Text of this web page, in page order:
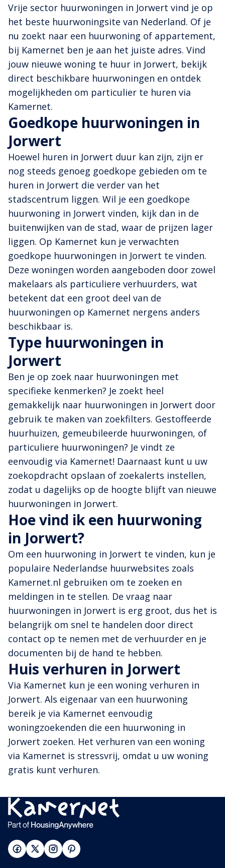
Vrije sector huurwoningen in Jorwert vind je op
het beste huurwoningsite van Nederland. Of je
nu zoekt naar een huurwoning of appartement,
bij Kamernet ben je aan het juiste adres. Vind
jouw nieuwe woning te huur in Jorwert, bekijk
direct beschikbare huurwoningen en ontdek
mogelijkheden om particulier te huren via
Kamernet.
Goedkope huurwoningen in
Jorwert
Hoewel huren in Jorwert duur kan zijn, zijn er
nog steeds genoeg goedkope gebieden om te
huren in Jorwert die verder van het
stadscentrum liggen. Wil je een goedkope
huurwoning in Jorwert vinden, kijk dan in de
buitenwijken van de stad, waar de prijzen lager
liggen. Op Kamernet kun je verwachten
goedkope huurwoningen in Jorwert te vinden.
Deze woningen worden aangeboden door zowel
makelaars als particuliere verhuurders, wat
betekent dat een groot deel van de
huurwoningen op Kamernet nergens anders
beschikbaar is.
Type huurwoningen in
Jorwert
Ben je op zoek naar huurwoningen met
specifieke kenmerken? Je zoekt heel
gemakkelijk naar huurwoningen in Jorwert door
gebruik te maken van zoekfilters. Gestoffeerde
huurhuizen, gemeubileerde huurwoningen, of
particuliere huurwoningen? Je vindt ze
eenvoudig via Kamernet! Daarnaast kunt u uw
zoekopdracht opslaan of zoekalerts instellen,
zodat u dagelijks op de hoogte blijft van nieuwe
huurwoningen in Jorwert.
Hoe vind ik een huurwoning
in Jorwert?
Om een huurwoning in Jorwert te vinden, kun je
populaire Nederlandse huurwebsites zoals
Kamernet.nl gebruiken om te zoeken en
meldingen in te stellen. De vraag naar
huurwoningen in Jorwert is erg groot, dus het is
belangrijk om snel te handelen door direct
contact op te nemen met de verhuurder en je
documenten bij de hand te hebben.
Huis verhuren in Jorwert
Via Kamernet kun je een woning verhuren in
Jorwert. Als eigenaar van een huurwoning
bereik je via Kamernet eenvoudig
woningzoekenden die een huurwoning in
Jorwert zoeken. Het verhuren van een woning
via Kamernet is stressvrij, omdat u uw woning
gratis kunt verhuren.